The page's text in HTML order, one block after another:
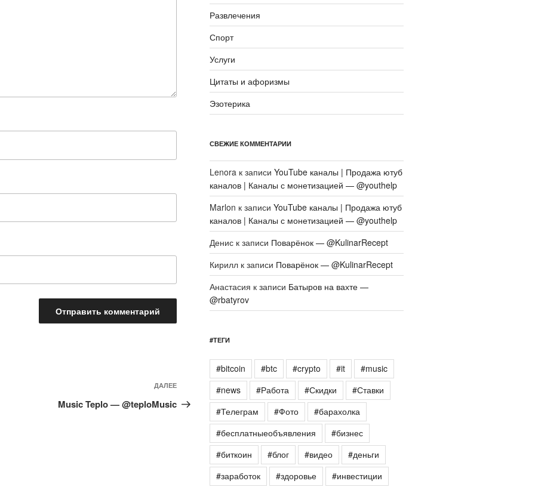
Следующая
запись
ДАЛЕЕ
Music Teplo — @teploMusic
Развлечения
Спорт
Услуги
Цитаты и афоризмы
Эзотерика
СВЕЖИЕ КОММЕНТАРИИ
Lenoraк записи YouTube каналы | Продажа ютуб
каналов | Каналы с монетизацией — @youthelp
Marlon к записи YouTube каналы | Продажа ютуб
каналов | Каналы с монетизацией — @youthelp
Дениск записи Поварёнок — @KulinarRecept
Кириллк записи Поварёнок — @KulinarRecept
Анастасия к записи Батыров на вахте —
@rbatyrov
#ТЕГИ
#bitcoin #btc #crypto #it
#music
#news
#Работа #Скидки
#Ставки
#Телеграм
#Фото
#барахолка
#бесплатныеобъявления
#бизнес
#биткоин
#блог #видео
#деньги
#заработок
#здоровье
#инвестиции